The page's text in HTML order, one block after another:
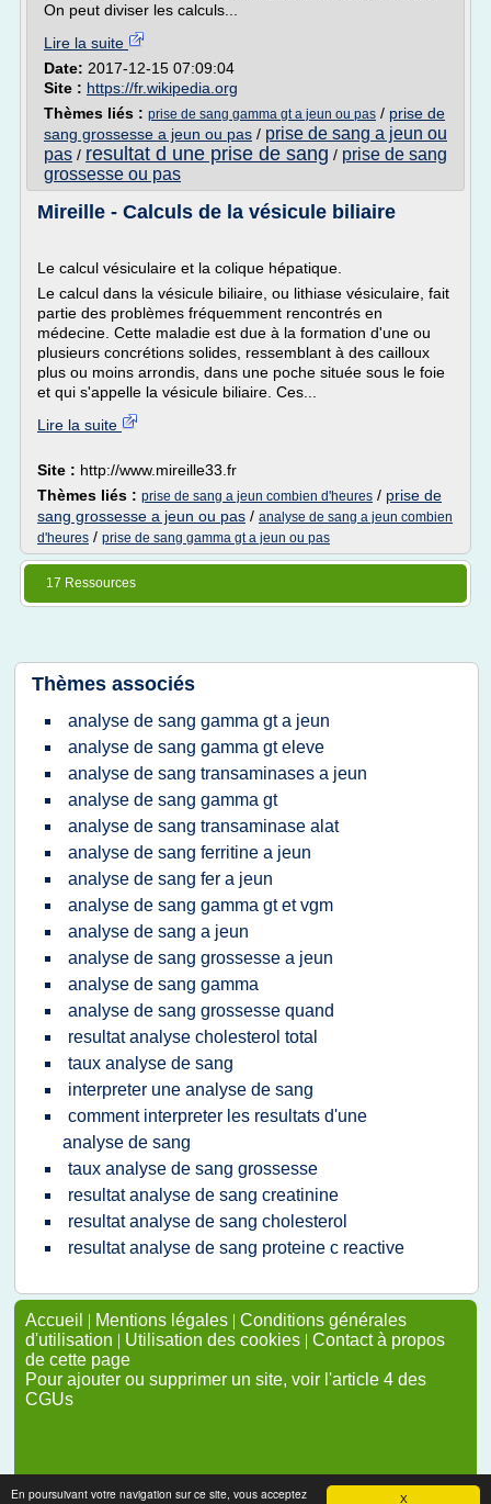
X
En poursuivant votre navigation sur ce site, vous acceptez
On peut diviser les calculs...
Lire la suite
Date: 2017-12-15 07:09:04
Site : https://fr.wikipedia.org
Thèmes liés : prise de sang gamma gt a jeun ou pas / prise de
sang grossesse a jeun ou pas / prise de sang a jeun ou
pas / resultat d une prise de sang / prise de sang
grossesse ou pas
Mireille - Calculs de la vésicule biliaire
Le calcul vésiculaire et la colique hépatique.
Le calcul dans la vésicule biliaire, ou lithiase vésiculaire, fait
partie des problèmes fréquemment rencontrés en
médecine. Cette maladie est due à la formation d'une ou
plusieurs concrétions solides, ressemblant à des cailloux
plus ou moins arrondis, dans une poche située sous le foie
et qui s'appelle la vésicule biliaire. Ces...
Lire la suite
Site : http://www.mireille33.fr
Thèmes liés : prise de sang a jeun combien d'heures / prise de
sang grossesse a jeun ou pas / analyse de sang a jeun combien
d'heures / prise de sang gamma gt a jeun ou pas
17 Ressources
Thèmes associés
analyse de sang gamma gt a jeun
analyse de sang gamma gt eleve
analyse de sang transaminases a jeun
analyse de sang gamma gt
analyse de sang transaminase alat
analyse de sang ferritine a jeun
analyse de sang fer a jeun
analyse de sang gamma gt et vgm
analyse de sang a jeun
analyse de sang grossesse a jeun
analyse de sang gamma
analyse de sang grossesse quand
resultat analyse cholesterol total
taux analyse de sang
interpreter une analyse de sang
comment interpreter les resultats d'une
analyse de sang
taux analyse de sang grossesse
resultat analyse de sang creatinine
resultat analyse de sang cholesterol
resultat analyse de sang proteine c reactive
Accueil | Mentions légales | Conditions générales
d'utilisation | Utilisation des cookies | Contact à propos
de cette page
Pour ajouter ou supprimer un site, voir l'article 4 des
CGUs